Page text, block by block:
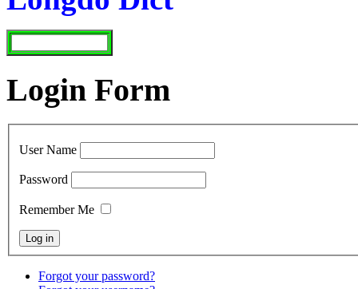
Login Form
User Name
Password
Remember Me
Forgot your password?